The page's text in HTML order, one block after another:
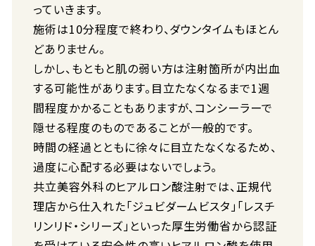
っていきます。
施術は10分程度で終わり、ダウンタイムもほとん
どありません。
しかし、もともと肌の弱い方は注射箇所が内出血
する可能性があります。目立たなくなるまで1週
間程度かかることもありますが、コンシーラーで
隠せる程度のものであることが一般的です。
時間の経過とともに徐々に目立たなくなるため、
過度に心配する必要はないでしょう。
共立美容外科のヒアルロン酸注射では、正規代
理店から仕入れた「ジュビダームビスタ」「レスチ
リンリド・シリーズ」といった厚生労働省から認証